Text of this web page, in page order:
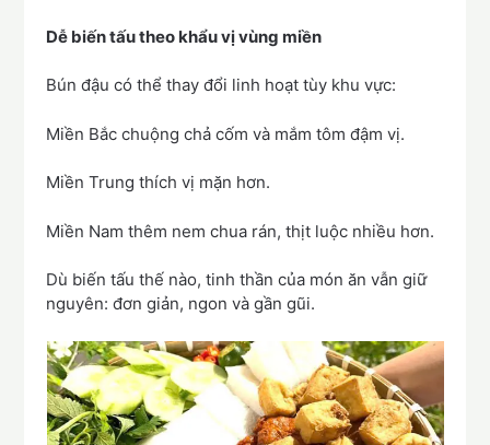
Dễ biến tấu theo khẩu vị vùng miền
Bún đậu có thể thay đổi linh hoạt tùy khu vực:
Miền Bắc chuộng chả cốm và mắm tôm đậm vị.
Miền Trung thích vị mặn hơn.
Miền Nam thêm nem chua rán, thịt luộc nhiều hơn.
Dù biến tấu thế nào, tinh thần của món ăn vẫn giữ
nguyên: đơn giản, ngon và gần gũi.